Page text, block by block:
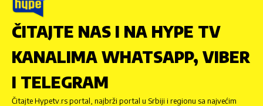
ČITAJTE NAS I NA HYPE TV
KANALIMA WHATSAPP, VIBER
I TELEGRAM
Čitajte Hypetv.rs portal, najbrži portal u Srbiji i regionu sa najvećim